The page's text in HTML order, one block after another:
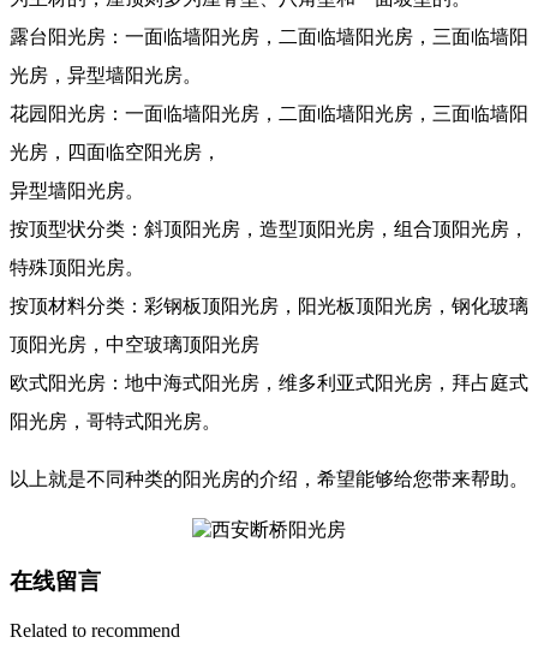
露台阳光房：一面临墙阳光房，二面临墙阳光房，三面临墙阳
光房，异型墙阳光房。
花园阳光房：一面临墙阳光房，二面临墙阳光房，三面临墙阳
光房，四面临空阳光房，
异型墙阳光房。
按顶型状分类：斜顶阳光房，造型顶阳光房，组合顶阳光房，
特殊顶阳光房。
按顶材料分类：彩钢板顶阳光房，阳光板顶阳光房，钢化玻璃
顶阳光房，中空玻璃顶阳光房
欧式阳光房：地中海式阳光房，维多利亚式阳光房，拜占庭式
阳光房，哥特式阳光房。
以上就是不同种类的阳光房的介绍，希望能够给您带来帮助。
在线留言
Related to recommend